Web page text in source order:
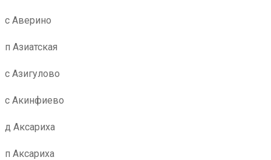
с Аверино
п Азиатская
с Азигулово
с Акинфиево
д Аксариха
п Аксариха